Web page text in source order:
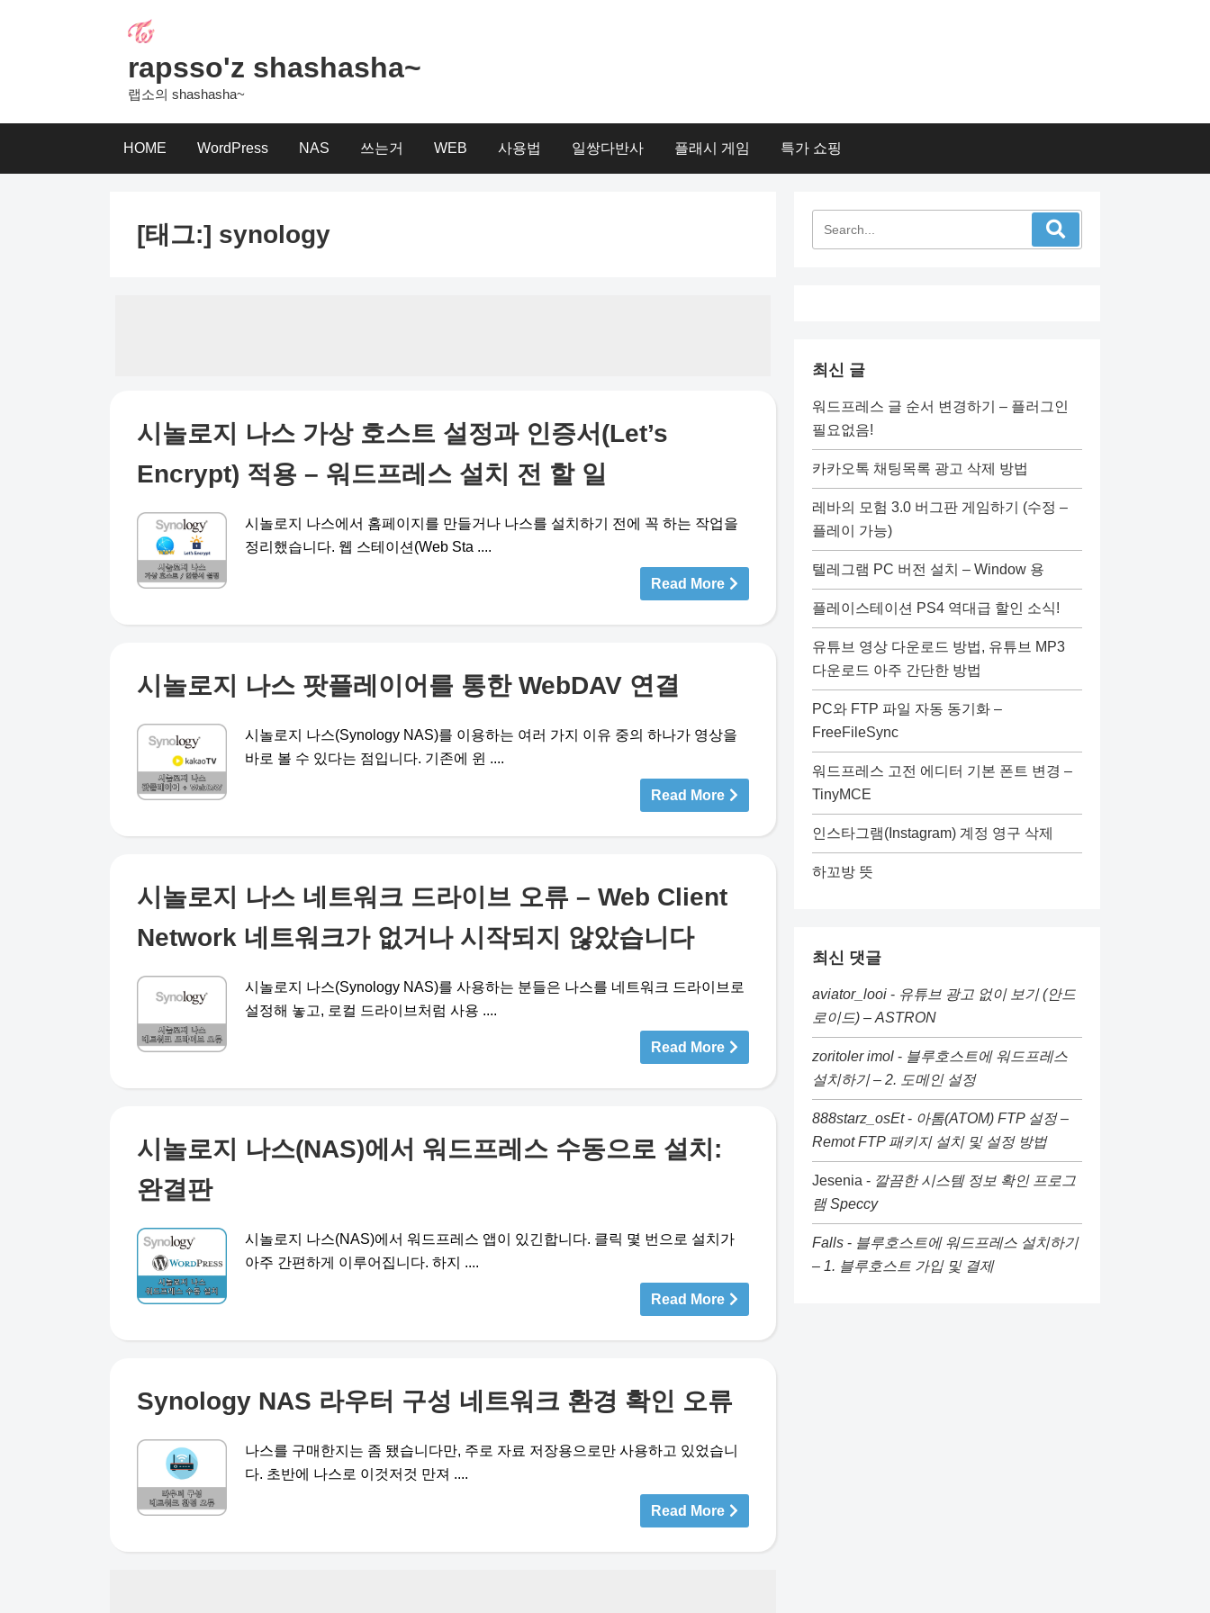
rapsso'z shashasha~
랩소의 shashasha~
HOME WordPress NAS 쓰는거 WEB 사용법 일쌍다반사 플래시 게임 특가 쇼핑
[태그:] synology
시놀로지 나스 가상 호스트 설정과 인증서(Let’s
Encrypt) 적용 – 워드프레스 설치 전 할 일
시놀로지 나스에서 홈페이지를 만들거나 나스를 설치하기 전에 꼭 하는 작업을
정리했습니다. 웹 스테이션(Web Sta ....
Read More
시놀로지 나스 팟플레이어를 통한 WebDAV 연결
시놀로지 나스(Synology NAS)를 이용하는 여러 가지 이유 중의 하나가 영상을
바로 볼 수 있다는 점입니다. 기존에 윈 ....
Read More
시놀로지 나스 네트워크 드라이브 오류 – Web Client
Network 네트워크가 없거나 시작되지 않았습니다
시놀로지 나스(Synology NAS)를 사용하는 분들은 나스를 네트워크 드라이브로
설정해 놓고, 로컬 드라이브처럼 사용 ....
Read More
시놀로지 나스(NAS)에서 워드프레스 수동으로 설치:
완결판
시놀로지 나스(NAS)에서 워드프레스 앱이 있긴합니다. 클릭 몇 번으로 설치가
아주 간편하게 이루어집니다. 하지 ....
Read More
Synology NAS 라우터 구성 네트워크 환경 확인 오류
나스를 구매한지는 좀 됐습니다만, 주로 자료 저장용으로만 사용하고 있었습니
다. 초반에 나스로 이것저것 만져 ....
Read More
최신 글
워드프레스 글 순서 변경하기 – 플러그인
필요없음!
카카오톡 채팅목록 광고 삭제 방법
레바의 모험 3.0 버그판 게임하기 (수정 –
플레이 가능)
텔레그램 PC 버전 설치 – Window 용
플레이스테이션 PS4 역대급 할인 소식!
유튜브 영상 다운로드 방법, 유튜브 MP3
다운로드 아주 간단한 방법
PC와 FTP 파일 자동 동기화 –
FreeFileSync
워드프레스 고전 에디터 기본 폰트 변경 –
TinyMCE
인스타그램(Instagram) 계정 영구 삭제
하꼬방 뜻
최신 댓글
aviator_looi - 유튜브 광고 없이 보기 (안드
로이드) – ASTRON
zoritoler imol - 블루호스트에 워드프레스
설치하기 – 2. 도메인 설정
888starz_osEt- 아톰(ATOM) FTP 설정 –
Remot FTP 패키지 설치 및 설정 방법
Jesenia - 깔끔한 시스템 정보 확인 프로그
램 Speccy
Falls - 블루호스트에 워드프레스 설치하기
– 1. 블루호스트 가입 및 결제